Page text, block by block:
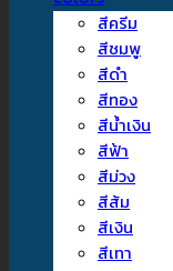
สีครีม
สีชมพู
สีดำ
สีทอง
สีน้ำเงิน
สีฟ้า
สีม่วง
สีส้ม
สีเงิน
สีเทา